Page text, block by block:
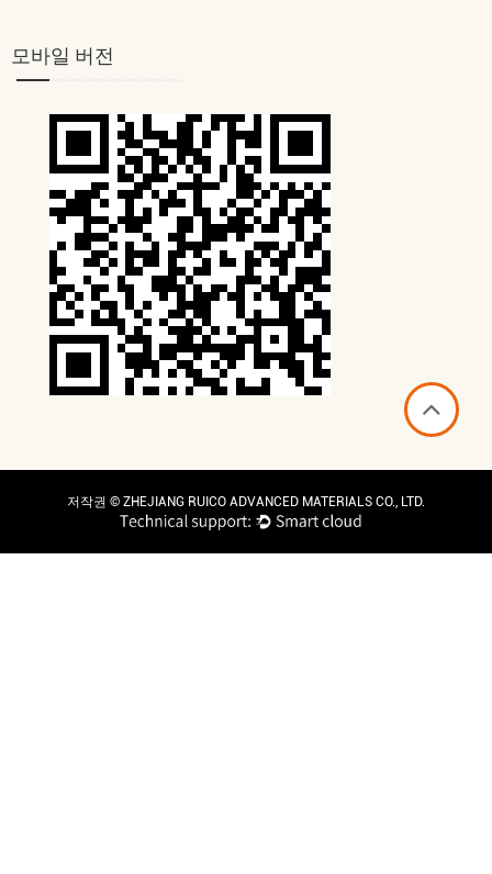
모바일 버전
저작권 © ZHEJIANG RUICO ADVANCED MATERIALS CO., LTD.